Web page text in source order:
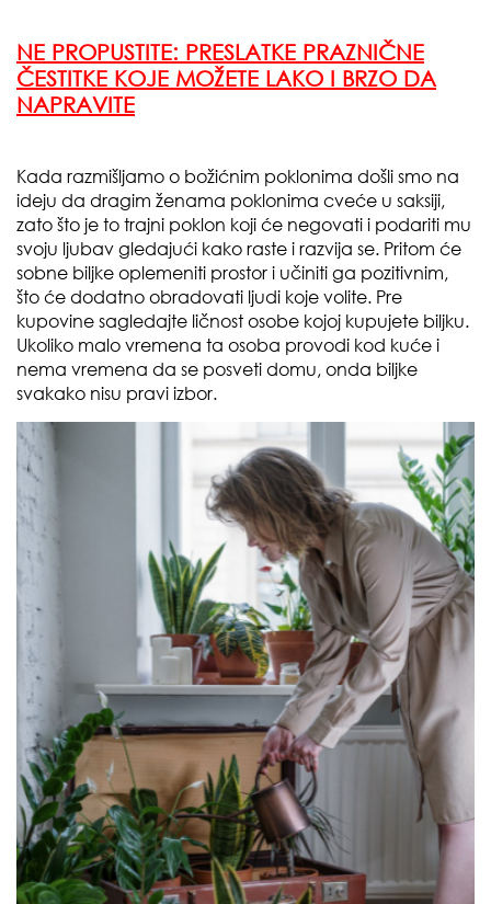
NE PROPUSTITE: PRESLATKE PRAZNIČNE
ČESTITKE KOJE MOŽETE LAKO I BRZO DA
NAPRAVITE
Kada razmišljamo o božićnim poklonima došli smo na
ideju da dragim ženama poklonima cveće u saksiji,
zato što je to trajni poklon koji će negovati i podariti mu
svoju ljubav gledajući kako raste i razvija se. Pritom će
sobne biljke oplemeniti prostor i učiniti ga pozitivnim,
što će dodatno obradovati ljudi koje volite. Pre
kupovine sagledajte ličnost osobe kojoj kupujete biljku.
Ukoliko malo vremena ta osoba provodi kod kuće i
nema vremena da se posveti domu, onda biljke
svakako nisu pravi izbor.